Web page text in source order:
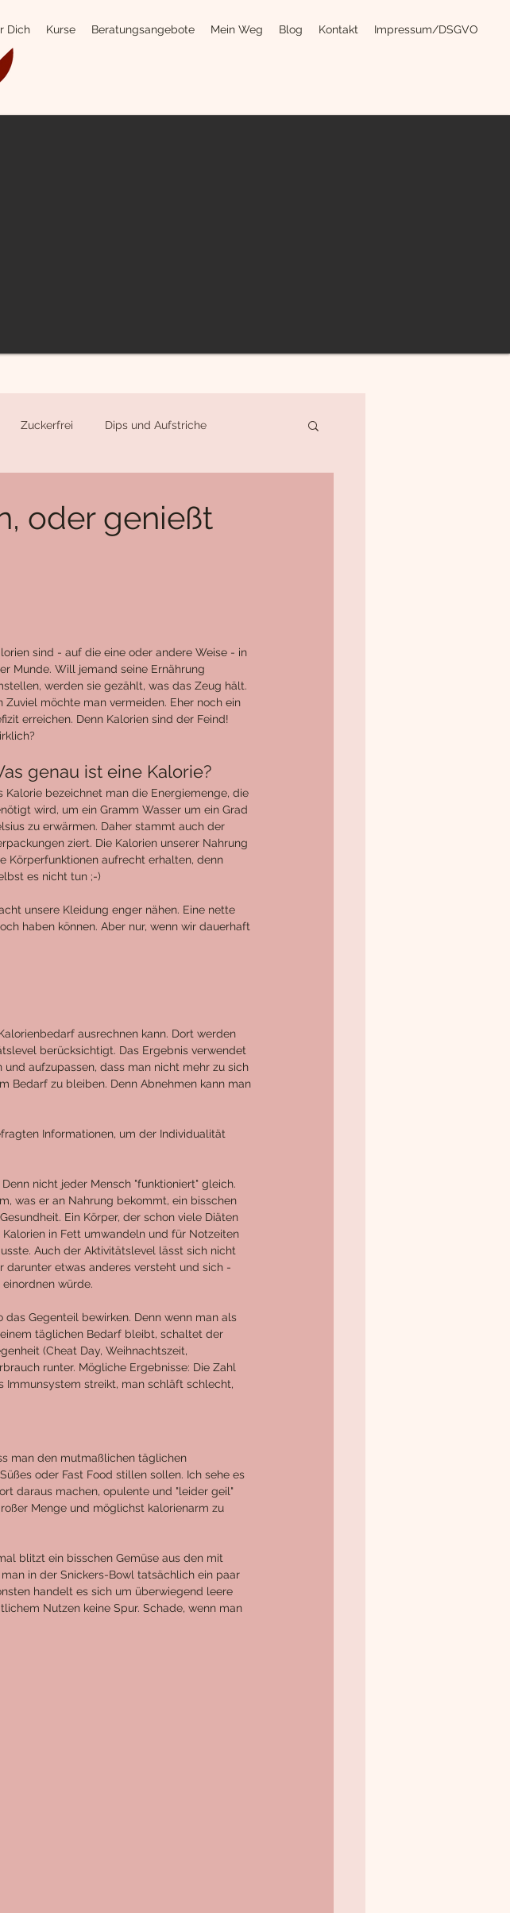
Dich Kurse Beratungsangebote Mein Weg Blog Kontakt Impressum/DSGVO
Zuckerfrei Dips und Aufstriche
oder genießt
sind - auf die eine oder andere Weise - in
Munde. Will jemand seine Ernährung
werden sie gezählt, was das Zeug hält.
Zuviel möchte man vermeiden. Eher noch ein
erreichen. Denn Kalorien sind der Feind!
genau ist eine Kalorie?
Kalorie bezeichnet man die Energiemenge, die
wird, um ein Gramm Wasser um ein Grad
zu erwärmen. Daher stammt auch der
ziert. Die Kalorien unserer Nahrung
Körperfunktionen aufrecht erhalten, denn
es nicht tun ;-)
unsere Kleidung enger nähen. Eine nette
haben können. Aber nur, wenn wir dauerhaft
ausrechnen kann. Dort werden
berücksichtigt. Das Ergebnis verwendet
aufzupassen, dass man nicht mehr zu sich
Bedarf zu bleiben. Denn Abnehmen kann man
Informationen, um der Individualität
nicht jeder Mensch "funktioniert" gleich.
was er an Nahrung bekommt, ein bisschen
Ein Körper, der schon viele Diäten
in Fett umwandeln und für Notzeiten
Auch der Aktivitätslevel lässt sich nicht
etwas anderes versteht und sich -
würde.
Gegenteil bewirken. Denn wenn man als
täglichen Bedarf bleibt, schaltet der
(Cheat Day, Weihnachtszeit,
runter. Mögliche Ergebnisse: Die Zahl
Immunsystem streikt, man schläft schlecht,
man den mutmaßlichen täglichen
oder Fast Food stillen sollen. Ich sehe es
daraus machen, opulente und "leider geil"
Menge und möglichst kalorienarm zu
blitzt ein bisschen Gemüse aus den mit
in der Snickers-Bowl tatsächlich ein paar
handelt es sich um überwiegend leere
Nutzen keine Spur. Schade, wenn man